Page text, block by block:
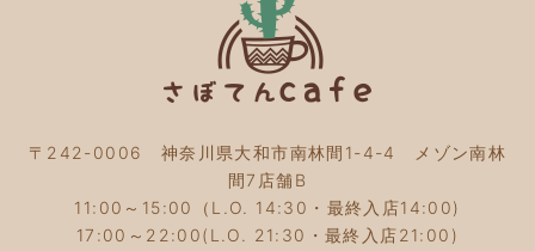
〒242-0006 神奈川県大和市南林間1-4-4 メゾン南林
間7店舗B
11:00～15:00（L.O. 14:30・最終入店14:00)
17:00～22:00(L.O. 21:30・最終入店21:00)